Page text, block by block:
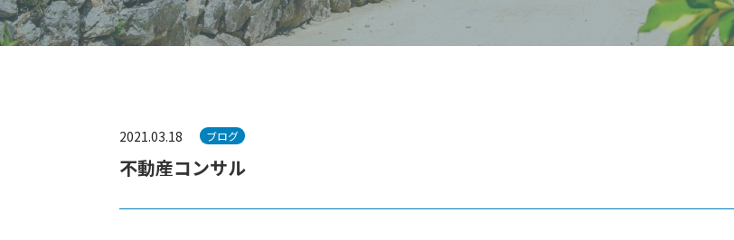
不動産コンサル
2021.03.18 ブログ